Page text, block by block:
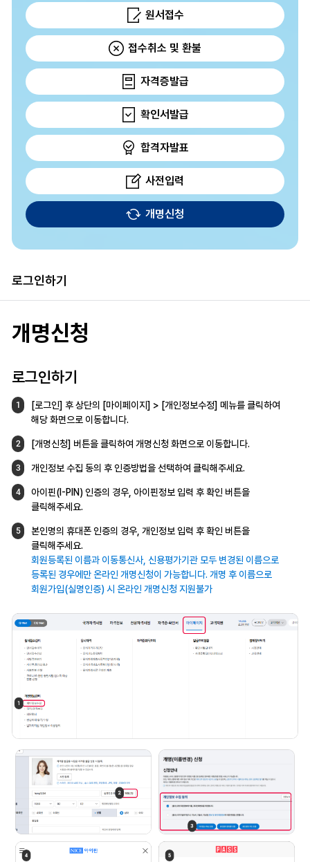
원서접수
접수취소 및 환불
자격증발급
확인서발급
합격자발표
사전입력
개명신청
로그인하기
개명신청
로그인하기
1 [로그인] 후 상단의 [마이페이지] > [개인정보수정] 메뉴를 클릭하여
해당 화면으로 이동합니다.
2 [개명신청] 버튼을 클릭하여 개명신청 화면으로 이동합니다.
3 개인정보 수집 동의 후 인증방법을 선택하여 클릭해주세요.
4 아이핀(I-PIN) 인증의 경우, 아이핀정보 입력 후확인 버튼을
클릭해주세요.
5 본인명의 휴대폰 인증의 경우, 개인정보 입력 후 확인 버튼을
클릭해주세요.
회원등록된 이름과 이동통신사, 신용평가기관 모두 변경된 이름으로
등록된 경우에만 온라인 개명신청이 가능합니다. 개명 후 이름으로
회원가입(실명인증) 시 온라인 개명신청 지원불가